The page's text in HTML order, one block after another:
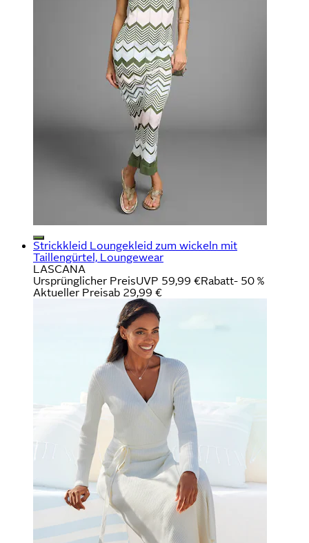
Strickkleid Loungekleid zum wickeln mit
Taillengürtel, Loungewear
LASCANA
Ursprünglicher PreisUVP 59,99 €Rabatt- 50 %
Aktueller Preisab 29,99 €